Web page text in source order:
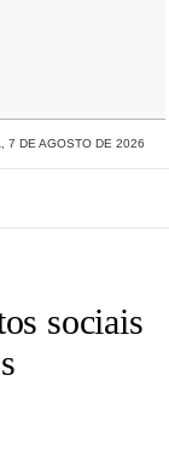
7 DE AGOSTO DE 2026
sociais